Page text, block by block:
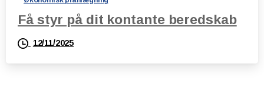
Få styr på dit kontante beredskab
12/11/2025